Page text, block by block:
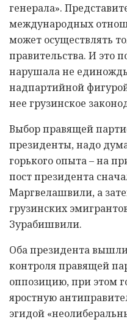
генерала».
международных
может осуществлять
правительства. И это
нарушала не
надпартийной
нее грузинское
Выбор правящей
президенты, надо
горького опыта – на
пост президента
Маргвелашвили, а
грузинских
Зурабишвили.
Оба президента
контроля правящей
оппозицию, при этом
яростную
эгидой